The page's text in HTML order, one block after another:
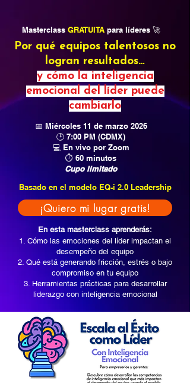
Masterclass GRATUITApara líderes 🚀
Por qué equipos talentosos no
logran resultados…
y cómo la inteligencia
emocional del líder puede
cambiarlo
📅 Miércoles 11 de marzo 2026
🕒 7:00 PM (CDMX)
💻 En vivo por Zoom
⏱ 60 minutos
Cupo limitado
Basado en el modelo EQ-i 2.0 Leadership
¡Quiero mi lugar gratis!
En esta masterclass aprenderás:
Cómo las emociones del líder impactan el
desempeño del equipo
Qué está generando fricción, estrés o bajo
compromiso en tu equipo
Herramientas prácticas para desarrollar
liderazgo con inteligencia emocional